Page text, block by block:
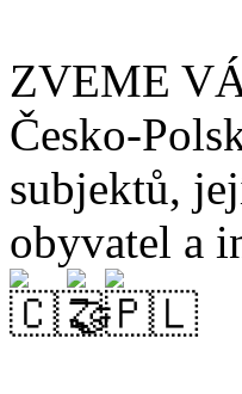
ZVEME
Česko-
subjektů,
obyvatel a